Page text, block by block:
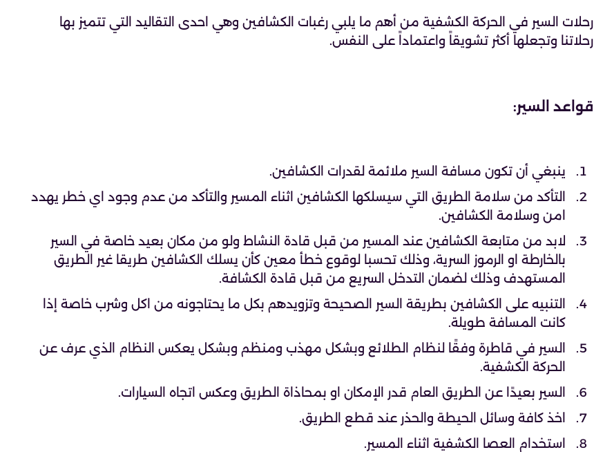
رحلات السير في الحركة الكشفية من أهم ما يلبي رغبات الكشافين وهي احدى التقاليد التي تتميز بها
رحلاتنا وتجعلها أكثر تشويقاً واعتماداً على النفس.
قواعد السير:
ينبغي أن تكون مسافة السير ملائمة لقدرات الكشافين.
التأكد من سلامة الطريق التي سيسلكها الكشافين اثناء المسير والتأكد من عدم وجود اي خطر يهدد
امن وسلامة الكشافين.
لابد من متابعة الكشافين عند المسير من قبل قادة النشاط ولو من مكان بعيد خاصة في السير
بالخارطة او الرموز السرية، وذلك تحسبا لوقوع خطأ معين كأن يسلك الكشافين طريقا غير الطريق
المستهدف وذلك لضمان التدخل السريع من قبل قادة الكشافة.
التنبيه على الكشافين بطريقة السير الصحيحة وتزويدهم بكل ما يحتاجونه من اكل وشرب خاصة إذا
كانت المسافة طويلة.
السير في قاطرة وفقًا لنظام الطلائع وبشكل مهذب ومنظم وبشكل يعكس النظام الذي عرف عن
الحركة الكشفية.
السير بعيدًا عن الطريق العام قدر الإمكان او بمحاذاة الطريق وعكس اتجاه السيارات.
اخذ كافة وسائل الحيطة والحذر عند قطع الطريق.
استخدام العصا الكشفية اثناء المسير.